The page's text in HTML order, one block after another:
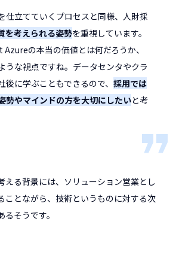
仕立てていくプロセスと同様、人財採
を考えられる姿勢を重視しています。
の本当の価値とは何だろうか、
うな視点ですね。データセンタやクラ
後に学ぶこともできるので、採用では
勢やマインドの方を大切にしたいと考
える背景には、ソリューション営業とし
ことながら、技術というものに対する次
そうです。